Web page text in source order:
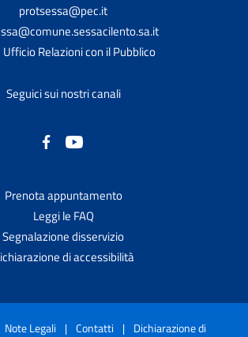
protsessa@pec.it
Ufficio Relazioni con il Pubblico
Seguici sui nostri canali
Prenota appuntamento
Leggi le FAQ
Segnalazione disservizio
di accessibilità
Note Legali | Contatti | Dichiarazione di